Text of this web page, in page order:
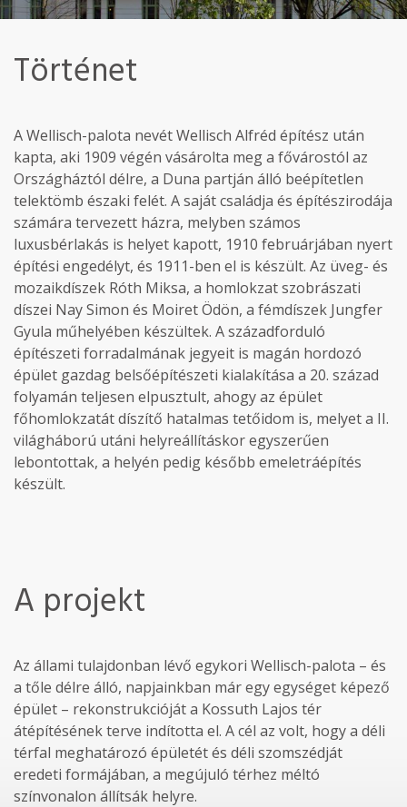
Történet
A Wellisch-palota nevét Wellisch Alfréd építész után
kapta, aki 1909 végén vásárolta meg a fővárostól az
Országháztól délre, a Duna partján álló beépítetlen
telektömb északi felét. A saját családja és építészirodája
számára tervezett házra, melyben számos
luxusbérlakás is helyet kapott, 1910 februárjában nyert
építési engedélyt, és 1911-ben el is készült. Az üveg- és
mozaikdíszek Róth Miksa, a homlokzat szobrászati
díszei Nay Simon és Moiret Ödön, a fémdíszek Jungfer
Gyula műhelyében készültek. A századforduló
építészeti forradalmának jegyeit is magán hordozó
épület gazdag belsőépítészeti kialakítása a 20. század
folyamán teljesen elpusztult, ahogy az épület
főhomlokzatát díszítő hatalmas tetőidom is, melyet a II.
világháború utáni helyreállításkor egyszerűen
lebontottak, a helyén pedig később emeletráépítés
készült.
A projekt
Az állami tulajdonban lévő egykori Wellisch-palota – és
a tőle délre álló, napjainkban már egy egységet képező
épület – rekonstrukcióját a Kossuth Lajos tér
átépítésének terve indította el. A cél az volt, hogy a déli
térfal meghatározó épületét és déli szomszédját
eredeti formájában, a megújuló térhez méltó
színvonalon állítsák helyre.